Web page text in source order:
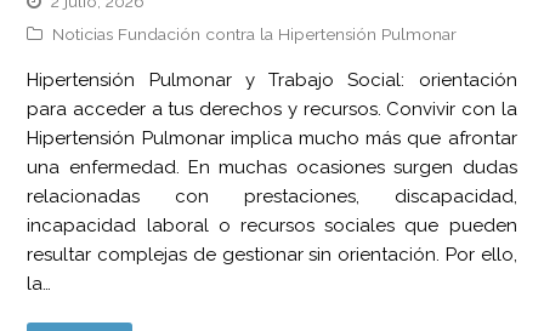
Noticias Fundación contra la Hipertensión Pulmonar
Hipertensión Pulmonar y Trabajo Social: orientación
para acceder a tus derechos y recursos. Convivir con la
Hipertensión Pulmonar implica mucho más que afrontar
una enfermedad. En muchas ocasiones surgen dudas
relacionadas con prestaciones, discapacidad,
incapacidad laboral o recursos sociales que pueden
resultar complejas de gestionar sin orientación. Por ello,
la…